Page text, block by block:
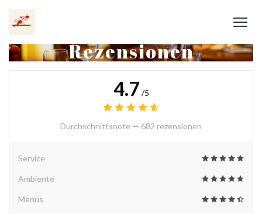
Rezensionen
4.7 /5
Durchschnittsnote — 682 rezensionen
Service
Ambiente
Menüs